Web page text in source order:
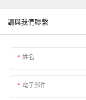
請與我們聯繫
姓名
電子郵件